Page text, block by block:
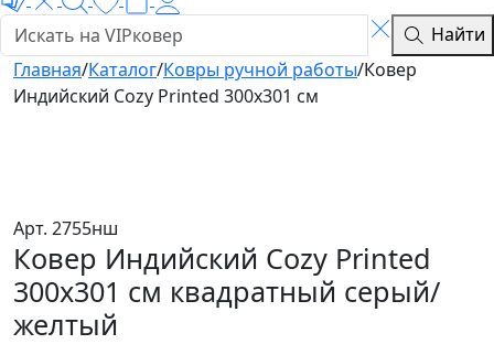
Найти
Главная/Каталог/Ковры ручной работы/Ковер
Индийский Cozy Printed 300x301 см
Арт. 2755нш
Ковер Индийский Cozy Printed
300x301 см квадратный серый/
желтый